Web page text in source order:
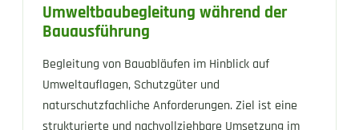
Umweltbaubegleitung während der
Bauausführung
Begleitung von Bauabläufen im Hinblick auf
Umweltauflagen, Schutzgüter und
naturschutzfachliche Anforderungen. Ziel ist eine
strukturierte und nachvollziehbare Umsetzung im